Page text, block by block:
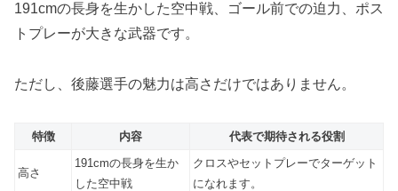
191cmの長身を生かした空中戦、ゴール前での迫力、ポス
トプレーが大きな武器です。
ただし、後藤選手の魅力は高さだけではありません。
特徴 内容 代表で期待される役割
高さ
191cmの長身を生か
した空中戦
クロスやセットプレーでターゲット
になれます。